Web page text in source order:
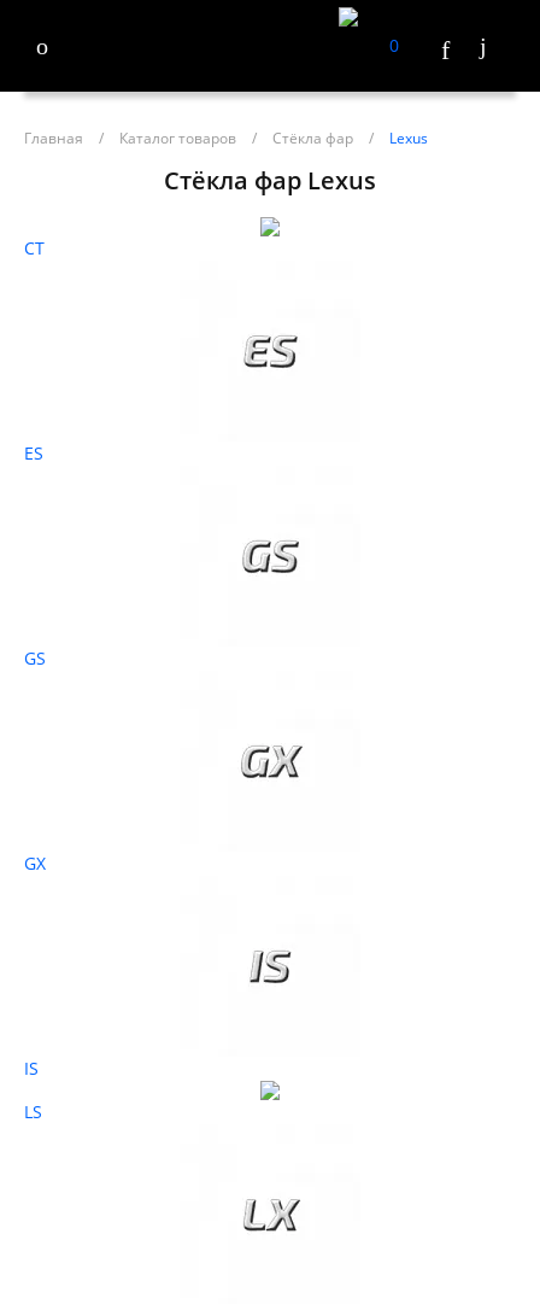
0
Главная / Каталог товаров / Стёкла фар / Lexus
Стёкла фар Lexus
CT
ES
GS
GX
IS
LS